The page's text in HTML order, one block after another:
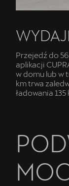
Przejedź do
aplikacji
w domu lub w
km trwa
ładowania 135